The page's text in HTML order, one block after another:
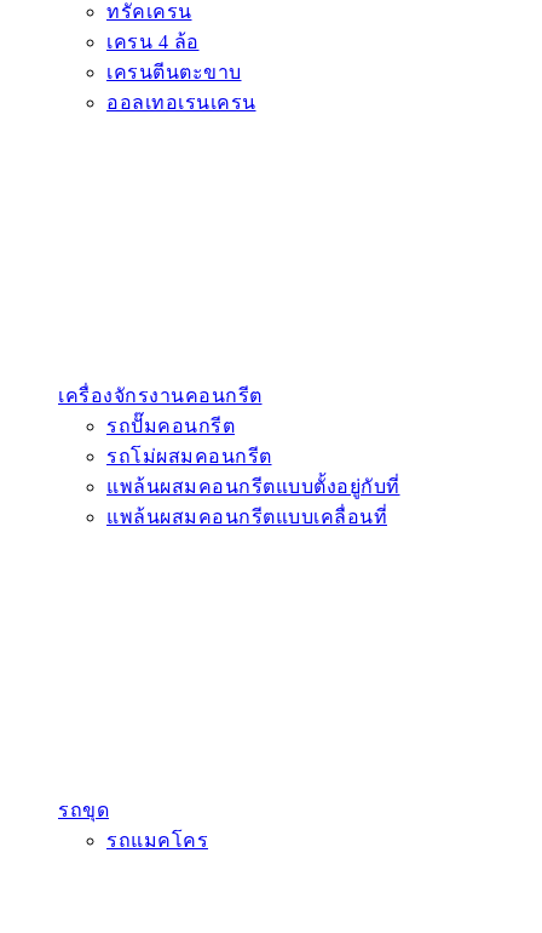
ทรัคเครน
เครน 4 ล้อ
เครนตีนตะขาบ
ออลเทอเรนเครน
เครื่องจักรงานคอนกรีต
รถปั๊มคอนกรีต
รถโม่ผสมคอนกรีต
แพล้นผสมคอนกรีตแบบตั้งอยู่กับที่
แพล้นผสมคอนกรีตแบบเคลื่อนที่
รถขุด
รถแมคโคร